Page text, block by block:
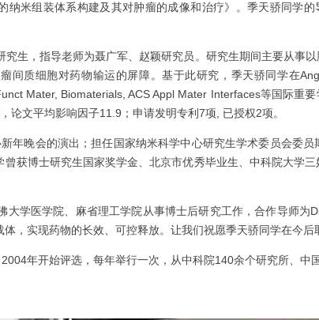
纳米组装体系构建及其对肿瘤的成像和治疗》。季天骄同学的
究生，指导老师为聂广军、赵颖研究员。研究生期间主要从事
间质细胞对药物输运的屏障。基于此研究，季天骄同学在
Mater, Biomaterials, ACS Appl Mater Interfaces等国际重
论文平均影响因子11.9 ；申请发明专利 7项 已授权2项。
年晚会的演出；担任国家纳米科学中心研究生学术委员会委
获博士研究生国家奖学金、北京市优秀毕业生、中科院大学
大学医学院、麻省理工学院从事博士后研究工作，合作导师为
，实现药物的长效、可控释放。让我们祝愿季天骄同学在今后
2004年开始评选，每年举行一次，从中科院140余个研究所、中